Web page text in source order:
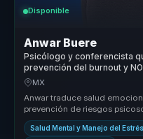
Disponible
Anwar Buere
Psicólogo y conferencista
prevención del burnout y
humanas.
MX
Anwar traduce salud
prevención de riesgos
empresas. Ay...
Salud Mental y Manejo del Estrés